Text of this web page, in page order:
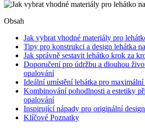
Obsah
Jak vybrat vhodné materiály pro
Tipy pro konstrukci a design lehátka
Jak správně sestavit lehátko krok za
Doporučení pro údržbu a dlouhou
opalování
Ideální umístění lehátka pro
Kombinování pohodlnosti a estetiky
opalování
Inspirující nápady pro originální
Klíčové Poznatky